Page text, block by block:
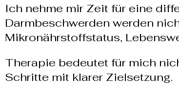
Ich nehme mir Zeit für eine
Darmbeschwerden werden
Mikronährstoffstatus,
Therapie bedeutet für mich
Schritte mit klarer Zielsetzung.